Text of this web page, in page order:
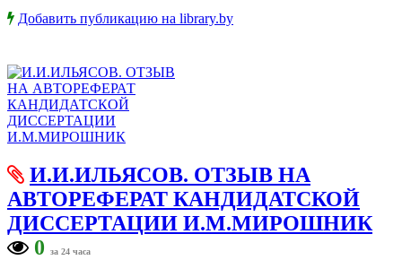
Добавить публикацию на library.by
И.И.ИЛЬЯСОВ. ОТЗЫВ НА
АВТОРЕФЕРАТ КАНДИДАТСКОЙ
ДИССЕРТАЦИИ И.М.МИРОШНИК
0
за 24 часа